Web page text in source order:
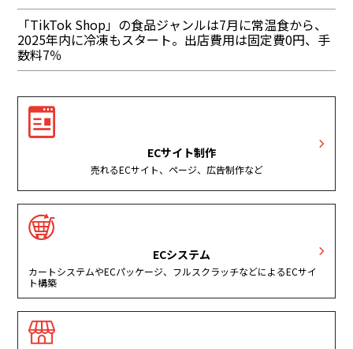
「TikTok Shop」の食品ジャンルは7月に常温食から、
2025年内に冷凍もスタート。出店費用は固定費0円、手
数料7％
ECサイト制作
売れるECサイト、ページ、広告制作など
ECシステム
カートシステムやECパッケージ、フルスクラッチなどによるECサイ
ト構築